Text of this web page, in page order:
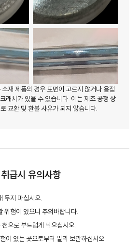
재 제품의 경우 표면이 고르지 않거나 용접
래치가 있을 수 있습니다. 이는 제조 공정 상
교환 및 환불 사유가 되지 않습니다.
취급시 유의사항
두지 마십시오.
위험이 있으니 주의바랍니다.
으로 부드럽게 닦으십시오.
이 있는 곳으로부터 멀리 보관하십시오.